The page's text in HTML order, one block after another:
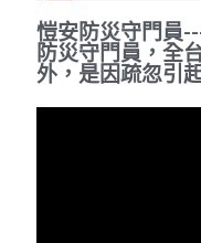
愷安防災守門員
防災守門員，全
外，是因疏忽引